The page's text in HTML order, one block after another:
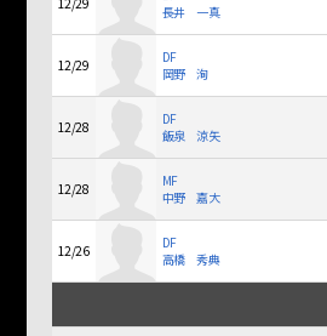
長井 一真
12/29
DF
岡野 洵
12/28
DF
飯泉 涼矢
12/28
MF
中野 嘉大
12/26
DF
高橋 秀典